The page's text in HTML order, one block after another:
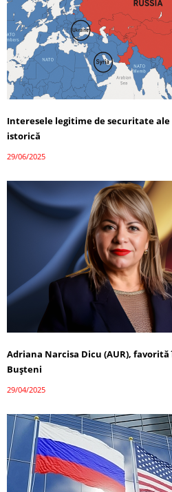
Interesele legitime de securitate ale
istorică
29/06/2025
Adriana Narcisa Dicu (AUR),
Bușteni
29/04/2025